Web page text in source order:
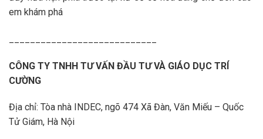
em khám phá
CÔNG TY TNHH TƯ VẤN ĐẦU TƯ VÀ GIÁO DỤC TRÍ
CƯỜNG
Địa chỉ: Tòa nhà INDEC, ngõ 474 Xã Đàn, Văn Miếu – Quốc
Tử Giám, Hà Nội